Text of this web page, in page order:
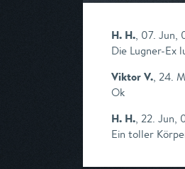
H. H., 07. Jun,
Die Lugner-Ex
Viktor V., 24.
Ok
H. H., 22. Jun,
Ein toller